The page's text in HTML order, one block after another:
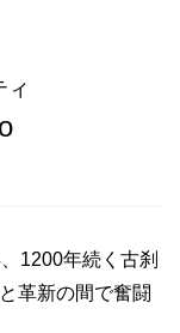
ィ
1200年続く古刹
革新の間で奮闘